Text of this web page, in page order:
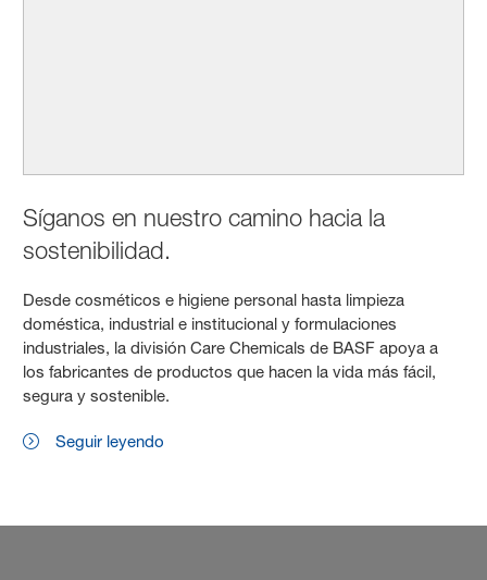
Síganos en nuestro camino hacia la
sostenibilidad.
Desde cosméticos e higiene personal hasta limpieza
doméstica, industrial e institucional y formulaciones
industriales, la división Care Chemicals de BASF apoya a
los fabricantes de productos que hacen la vida más fácil,
segura y sostenible.
Seguir leyendo